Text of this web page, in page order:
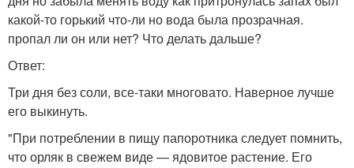
какой-то горький что-ли но вода была прозрачная.
пропал ли он или нет? Что делать дальше?
Ответ:
Три дня без соли, все-таки многовато. Наверное лучше
его выкинуть.
"При потреблении в пищу папоротника следует помнить,
что орляк в свежем виде — ядовитое растение. Его